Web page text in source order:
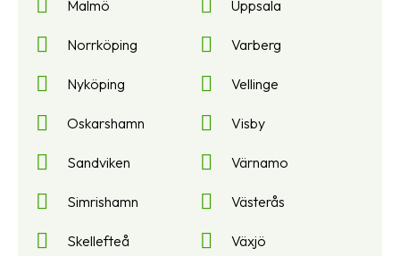
Malmö
Norrköping
Nyköping
Oskarshamn
Sandviken
Simrishamn
Skellefteå
Uppsala
Varberg
Vellinge
Visby
Värnamo
Västerås
Växjö